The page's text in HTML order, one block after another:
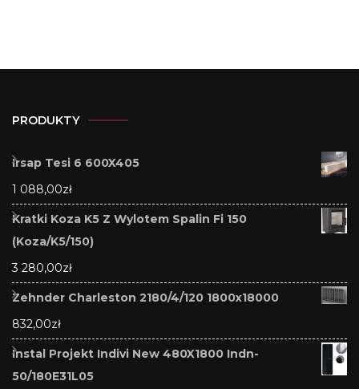
PRODUKTY
Irsap Tesi 6 600X405
1 088,00zł
Kratki Koza K5 Z Wylotem Spalin Fi 150
(Koza/K5/150)
3 280,00zł
Zehnder Charleston 2180/4/120 1800x18000
832,00zł
Instal Projekt Indivi New 480X1800 Indn-
50/180E31L05